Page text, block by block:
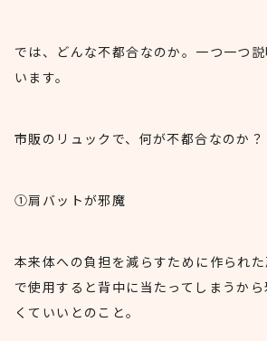
では、どんな不都合なのか。一つ一つ
います。
市販のリュックで、何が不都合なのか？
①肩バットが邪魔
本来体への負担を減らすために作られ
で使用すると背中に当たってしまうか
くていいとのこと。